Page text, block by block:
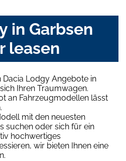
in Garbsen
leasen
Dacia Lodgy Angebote in
Ihren Traumwagen.
an Fahrzeugmodellen lässt
mit den neuesten
suchen oder sich für ein
hochwertiges
wir bieten Ihnen eine